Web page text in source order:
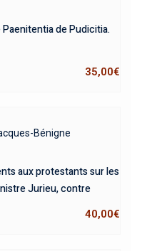
de Pudicitia.
35,00€
Bénigne
aux protestants sur les
Jurieu, contre
40,00€